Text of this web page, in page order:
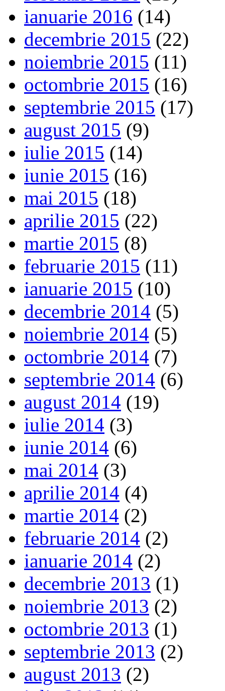
ianuarie 2016 (14)
decembrie 2015 (22)
noiembrie 2015 (11)
octombrie 2015 (16)
septembrie 2015 (17)
august 2015 (9)
iulie 2015 (14)
iunie 2015 (16)
mai 2015 (18)
aprilie 2015 (22)
martie 2015 (8)
februarie 2015 (11)
ianuarie 2015 (10)
decembrie 2014 (5)
noiembrie 2014 (5)
octombrie 2014 (7)
septembrie 2014 (6)
august 2014 (19)
iulie 2014 (3)
iunie 2014 (6)
mai 2014 (3)
aprilie 2014 (4)
martie 2014 (2)
februarie 2014 (2)
ianuarie 2014 (2)
decembrie 2013 (1)
noiembrie 2013 (2)
octombrie 2013 (1)
septembrie 2013 (2)
august 2013 (2)